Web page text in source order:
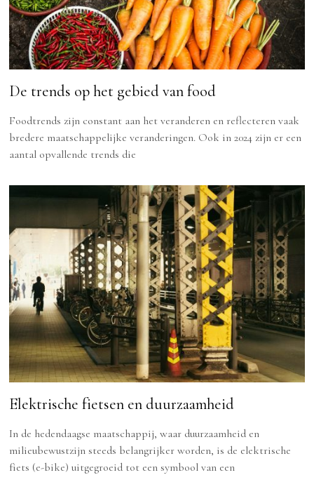
De trends op het gebied van food
Foodtrends zijn constant aan het veranderen en reflecteren vaak
bredere maatschappelijke veranderingen. Ook in 2024 zijn er een
aantal opvallende trends die
Elektrische fietsen en duurzaamheid
In de hedendaagse maatschappij, waar duurzaamheid en
milieubewustzijn steeds belangrijker worden, is de elektrische
fiets (e-bike) uitgegroeid tot een symbool van een